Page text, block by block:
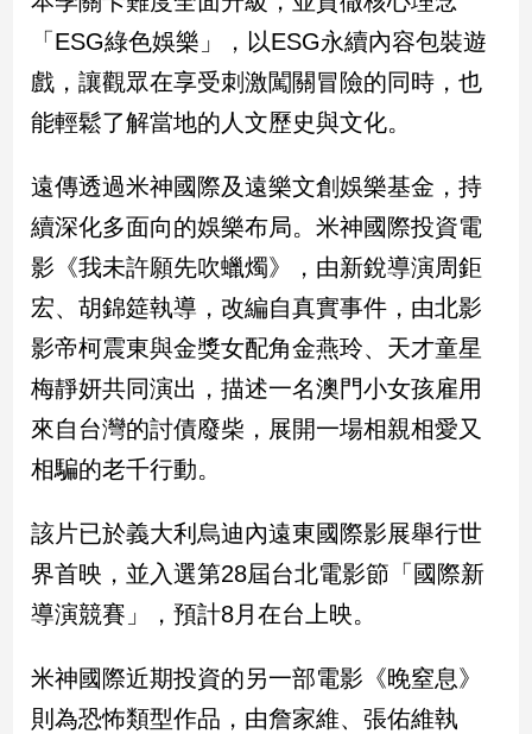
建
築/
室
內
設
旅
遊/
美
食
星
命
理
消
費
健
親
感
情
術
／
文
「ESG綠色娛樂」，以ESG永續內容包裝遊
戲，讓觀眾在享受刺激闖關冒險的同時，也
能輕鬆了解當地的人文歷史與文化。
遠傳透過米神國際及遠樂文創娛樂基金，持
續深化多面向的娛樂布局。米神國際投資電
影《我未許願先吹蠟燭》，由新銳導演周鉅
宏、胡錦筵執導，改編自真實事件，由北影
影帝柯震東與金獎女配角金燕玲、天才童星
梅靜妍共同演出，描述一名澳門小女孩雇用
來自台灣的討債廢柴，展開一場相親相愛又
相騙的老千行動。
該片已於義大利烏迪內遠東國際影展舉行世
界首映，並入選第28屆台北電影節「國際新
導演競賽」，預計8月在台上映。
米神國際近期投資的另一部電影《晚窒息》
則為恐怖類型作品，由詹家維、張佑維執